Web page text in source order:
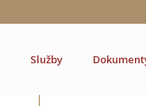
Služby